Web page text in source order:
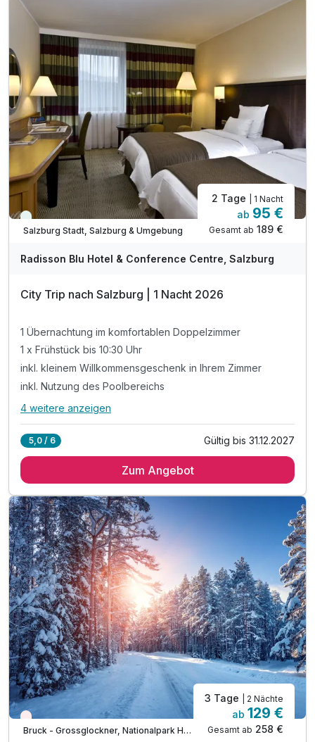
inkl. Eintritt in die Salzachklamm
inkl. Kaffee & Kuchen am Nachmittag
inkl. Nutzung unseres kleinen Wellnessbereiches
inkl. Sauna, Dampfbad und Infrarotkabine
inkl. bunten Aufenthaltraum für Kinder
inkl. Bällebad, kleine Rutsche & Bastelecke
inkl. kleiner Spielplatz mit Sandkiste vorm Haus
inkl. Parkplatz & WLAN Nutzung
Viele Termine frei
Salzburg Stadt, Salzburg & Umgebung
2 Tage | 1 Nacht
ab 95 €
Gesamt ab 189 €
Radisson Blu Hotel & Conference Centre, Salzburg
City Trip nach Salzburg | 1 Nacht 2026
1 Übernachtung im komfortablen Doppelzimmer
1 x Frühstück bis 10:30 Uhr
inkl. kleinem Willkommensgeschenk in Ihrem Zimmer
inkl. Nutzung des Poolbereichs
Alle Inklusivleistungen
1 x Frühstück bis 10:30 Uhr
inkl. Nutzung des Poolbereichs
inkl. Nutzung von Sauna, Ruheraum & Fitnessbereich
inkl. Late Check Out bis 16:00 Uhr am Abreisetag
inkl. Leihbademantel und -handtücher
inkl. W-LAN im gesamten Haus
4 weitere anzeigen
5,0 / 6 Gültig bis 31.12.2027
Zum Angebot
Nur noch Restplätze
Bruck - Grossglockner, Nationalpark Hohe Tauern im Salzburger Land
3 Tage | 2 Nächte
ab 129 €
Gesamt ab 258 €